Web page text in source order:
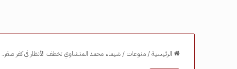
الرئيسية/ منوعات / شيماء محمد المنشاوي تخطف الأنظار في كفر